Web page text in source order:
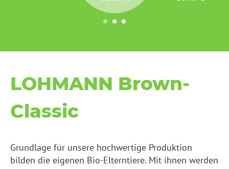
LOHMANN Brown-
Classic
Grundlage für unsere hochwertige Produktion
bilden die eigenen Bio-Elterntiere. Mit ihnen werden